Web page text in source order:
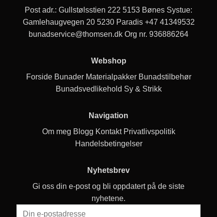
Post adr.: Gullstølsstien 222 5153 Bønes Systue:
Gamlehaugvegen 20 5230 Paradis +47 41349532
bunadservice@thomsen.dk Org nr. 936886264
Webshop
Forside Bunader Materialpakker Bunadstilbehør
Bunadsvedlikehold Sy & Strikk
Navigation
Om meg Blogg Kontakt Privatlivspolitik
Handelsbetingelser
Nyhetsbrev
Gi oss din e-post og bli oppdatert på de siste
nyhetene.